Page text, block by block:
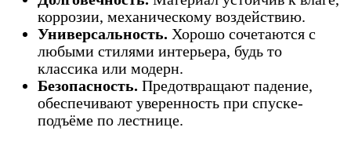
коррозии, механическому воздействию.
Универсальность. Хорошо сочетаются с
любыми стилями интерьера, будь то
классика или модерн.
Безопасность. Предотвращают падение,
обеспечивают уверенность при спуске-
подъёме по лестнице.